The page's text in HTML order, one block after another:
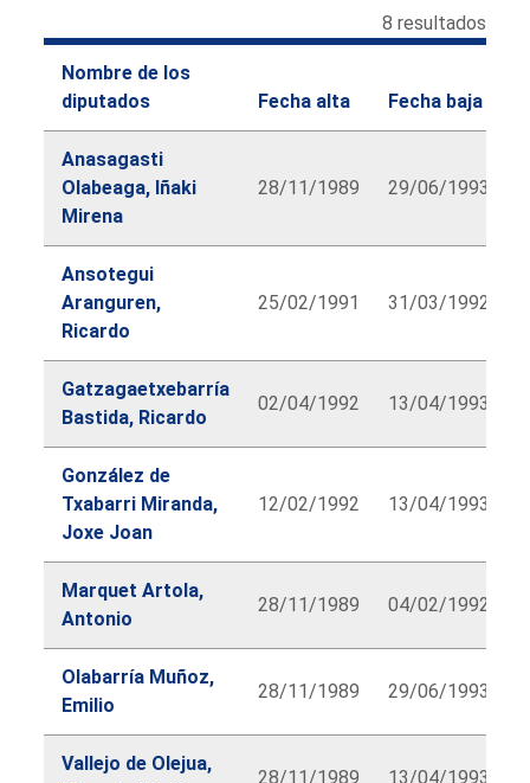
8 resultados
Nombre de los
diputados
Fecha alta Fecha baja
Anasagasti
Olabeaga, Iñaki
Mirena
28/11/1989 29/06/1993
Ansotegui
Aranguren,
Ricardo
25/02/1991 31/03/1992
Gatzagaetxebarría
Bastida, Ricardo
02/04/1992 13/04/1993
González de
Txabarri Miranda,
Joxe Joan
12/02/1992 13/04/1993
Marquet Artola,
Antonio
28/11/1989 04/02/1992
Olabarría Muñoz,
Emilio
28/11/1989 29/06/1993
Vallejo de Olejua,
28/11/1989 13/04/1993